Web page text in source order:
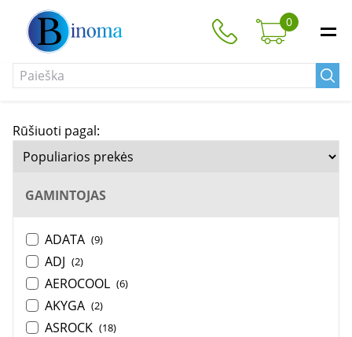
0
Rūšiuoti pagal:
GAMINTOJAS
ADATA (9)
ADJ (2)
AEROCOOL (6)
AKYGA (2)
ASROCK (18)